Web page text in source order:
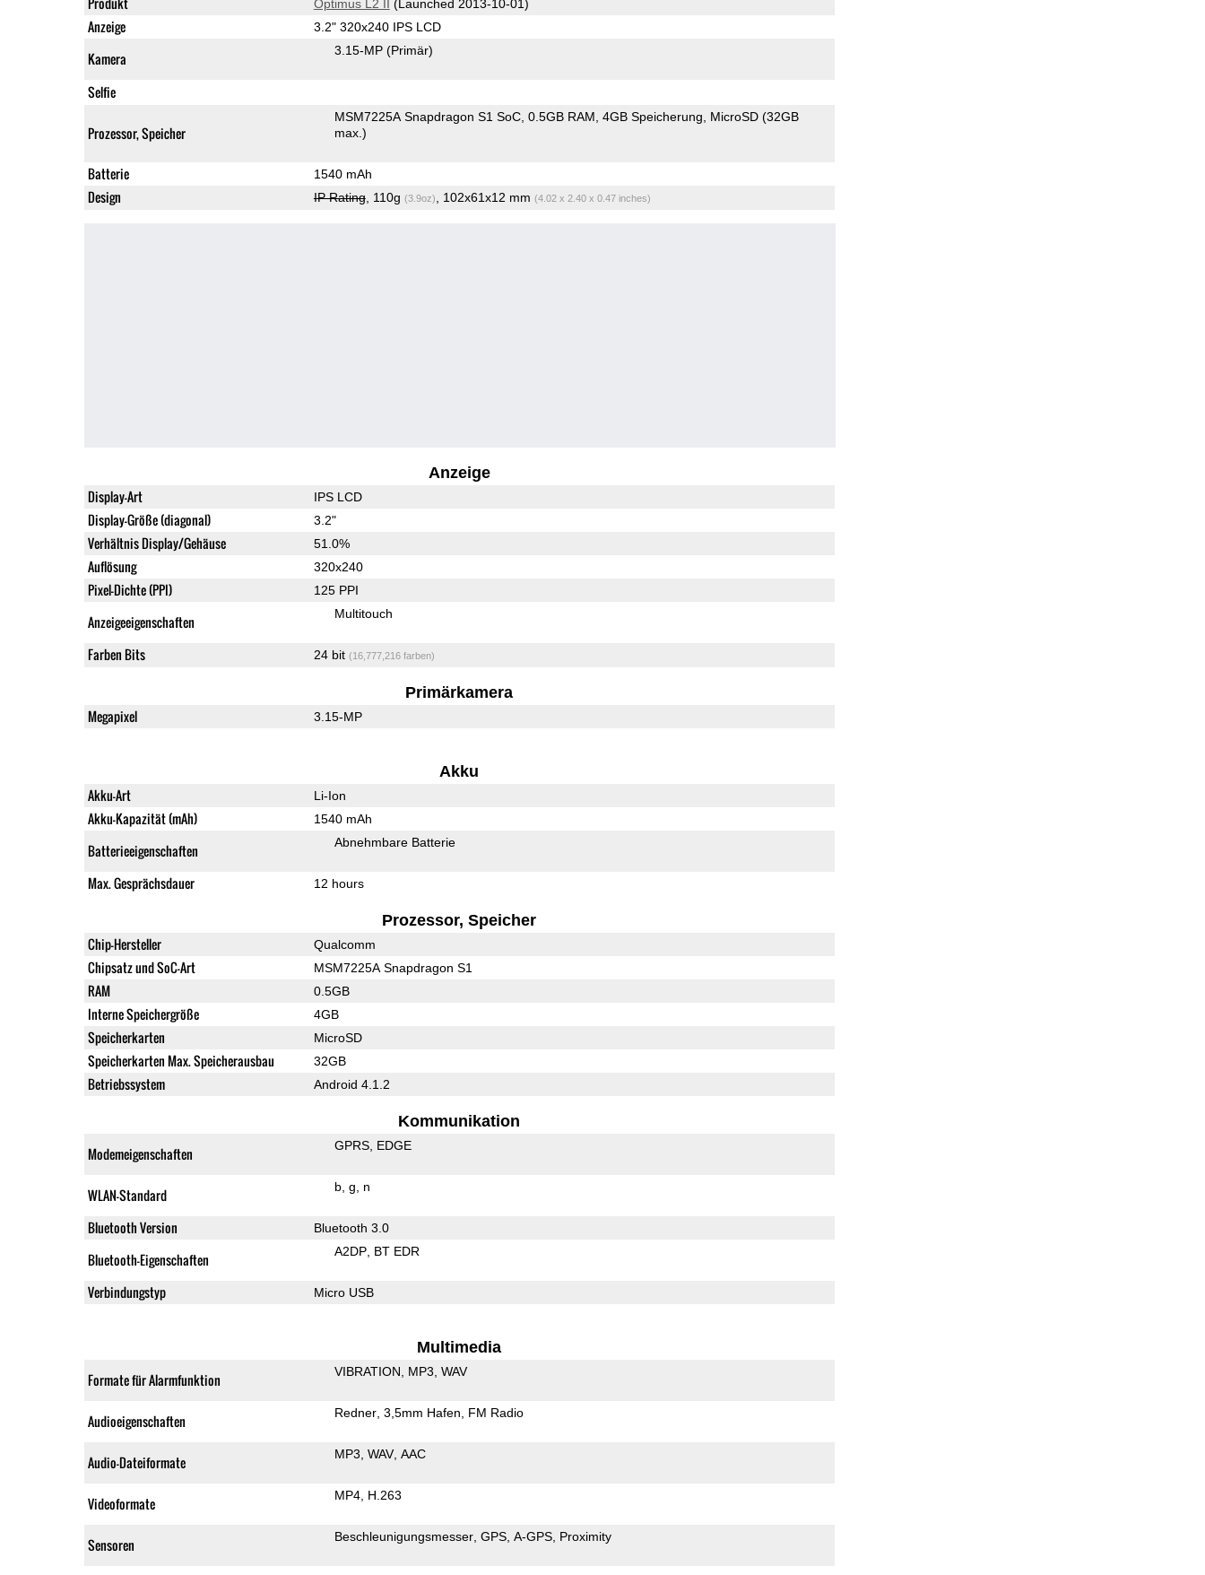
Optimus L2 II (Launched 2013-10-01)
Anzeige 3.2" 320x240 IPS LCD
Kamera 3.15-MP (Primär)
Selfie
Prozessor, Speicher
MSM7225A Snapdragon S1 SoC 0.5GB RAM 4GB Speicherung
MicroSD (32GB
max.)
Batterie 1540 mAh
Design IP Rating, 110g (3.9oz) , 102x61x12 mm (4.02 x 2.40 x 0.47 inches)
Anzeige
Display-Art IPS LCD
Display-Größe (diagonal) 3.2"
Verhältnis Display/Gehäuse 51.0%
Auflösung 320x240
Pixel-Dichte (PPI) 125 PPI
Anzeigeeigenschaften Multitouch
Farben Bits 24 bit (16,777,216 farben)
Primärkamera
Megapixel 3.15-MP
Akku
Akku-Art Li-Ion
Akku-Kapazität (mAh) 1540 mAh
Batterieeigenschaften Abnehmbare Batterie
Max. Gesprächsdauer 12 hours
Prozessor, Speicher
Chip-Hersteller Qualcomm
Chipsatz und SoC-Art MSM7225A Snapdragon S1
RAM 0.5GB
Interne Speichergröße 4GB
Speicherkarten MicroSD
Speicherkarten Max. Speicherausbau 32GB
Betriebssystem Android 4.1.2
Kommunikation
Modemeigenschaften GPRS EDGE
WLAN-Standard b g n
Bluetooth Version Bluetooth 3.0
Bluetooth-Eigenschaften A2DP BT EDR
Verbindungstyp Micro USB
Multimedia
Formate für Alarmfunktion VIBRATION MP3 WAV
Audioeigenschaften Redner 3,5mm Hafen FM Radio
Audio-Dateiformate MP3 WAV AAC
Videoformate MP4 H.263
Sensoren Beschleunigungsmesser GPS A-GPS Proximity